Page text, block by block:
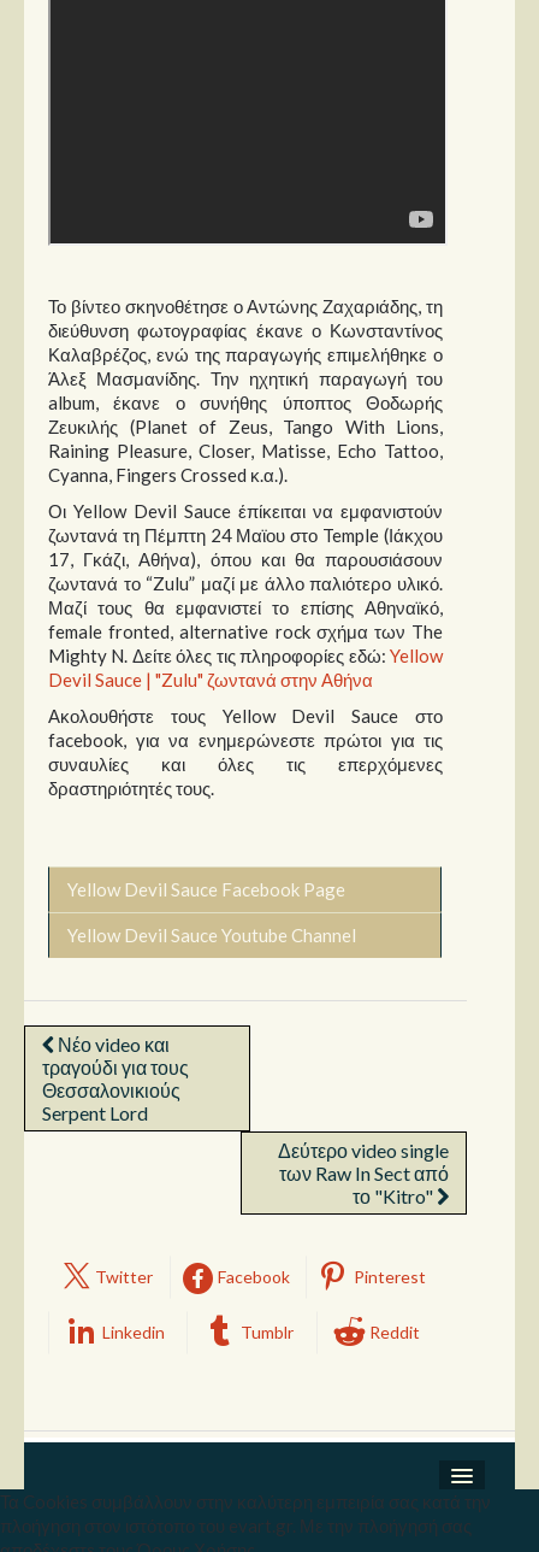
Το βίντεο σκηνοθέτησε ο Αντώνης Ζαχαριάδης, τη
διεύθυνση φωτογραφίας έκανε ο Κωνσταντίνος
Καλαβρέζος, ενώ της παραγωγής επιμελήθηκε ο
Άλεξ Μασμανίδης. Την ηχητική παραγωγή του
album, έκανε ο συνήθης ύποπτος Θοδωρής
Ζευκιλής (Planet of Zeus, Tango With Lions,
Raining Pleasure, Closer, Matisse, Echo Tattoo,
Cyanna, Fingers Crossed κ.α.).
Οι Yellow Devil Sauce έπίκειται να εμφανιστούν
ζωντανά τη Πέμπτη 24 Μαϊου στο Temple (Ιάκχου
17, Γκάζι, Αθήνα), όπου και θα παρουσιάσουν
ζωντανά το “Zulu” μαζί με άλλο παλιότερο υλικό.
Μαζί τους θα εμφανιστεί το επίσης Αθηναϊκό,
female fronted, alternative rock σχήμα των The
Mighty N. Δείτε όλες τις πληροφορίες εδώ: Yellow
Devil Sauce | "Zulu" ζωντανά στην Αθήνα
Ακολουθήστε τους Yellow Devil Sauce στο
facebook, για να ενημερώνεστε πρώτοι για τις
συναυλίες και όλες τις επερχόμενες
δραστηριότητές τους.
Yellow Devil Sauce Facebook Page
Yellow Devil Sauce Youtube Channel
Νέο video και
τραγούδι για τους
Θεσσαλονικιούς
Serpent Lord
Δεύτερο video single
των Raw In Sect από
το "Kitro"
Twitter Facebook Pinterest
Linkedin Tumblr Reddit
Σχετικά
Copyright © 2026 Ev Art. Με την επιφύλαξη κάθε
Τα Cookies συμβάλλουν στην καλύτερη εμπειρία σας κατά την
πλοήγηση στον ιστότοπο του evart.gr. Με την πλοήγησή σας